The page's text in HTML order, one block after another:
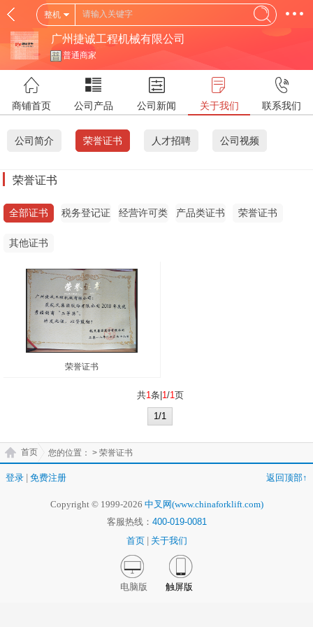
整机
广州捷诚工程机械有限公司
普通商家
商铺首页 公司产品 公司新闻 关于我们 联系我们
公司简介 荣誉证书 人才招聘 公司视频
荣誉证书
全部证书 税务登记证
经营许可类
产品类证书 荣誉证书
其他证书
荣誉证书
共1条| 1/1页
1/1
您的位置：
首页 > 荣誉证书
登录 免费注册 返回顶部↑
Copyright © 1999-2026 中叉网(www.chinaforklift.com)
客服热线： 400-019-0081
首页
关于我们
电脑版 触屏版